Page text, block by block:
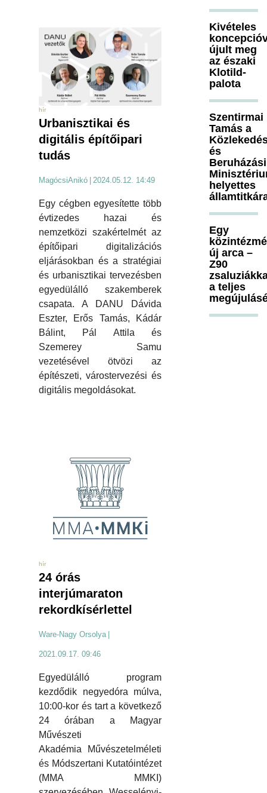
hír
Urbanisztikai és
digitális építőipari
tudás
MagócsiAnikó 2024.05.12. 14:49
Egy cégben egyesítette több
évtizedes hazai és
nemzetközi szakértelmét az
építőipari digitalizációs
eljárásokban és a stratégiai
és urbanisztikai tervezésben
egyedülálló szakemberek
csapata. A DANU Dávida
Eszter, Erős Tamás, Kádár
Bálint, Pál Attila és
Szemerey Samu
vezetésével ötvözi az
építészeti, várostervezési és
digitális megoldásokat.
hír
24 órás
interjúmaraton
rekordkísérlettel
Ware-Nagy Orsolya
2021.09.17. 09:46
Egyedülálló program
kezdődik negyedóra múlva,
10:00-kor és tart a következő
24 órában a Magyar
Művészeti
Akadémia Művészetelméleti
és Módszertani Kutatóintézet
(MMA MMKI)
Kivételes
újult meg
az északi
Klotild-
palota
Szentirmai
Tamás a
és
Beruházási
helyettes
Egy
új arca –
Z90
a teljes